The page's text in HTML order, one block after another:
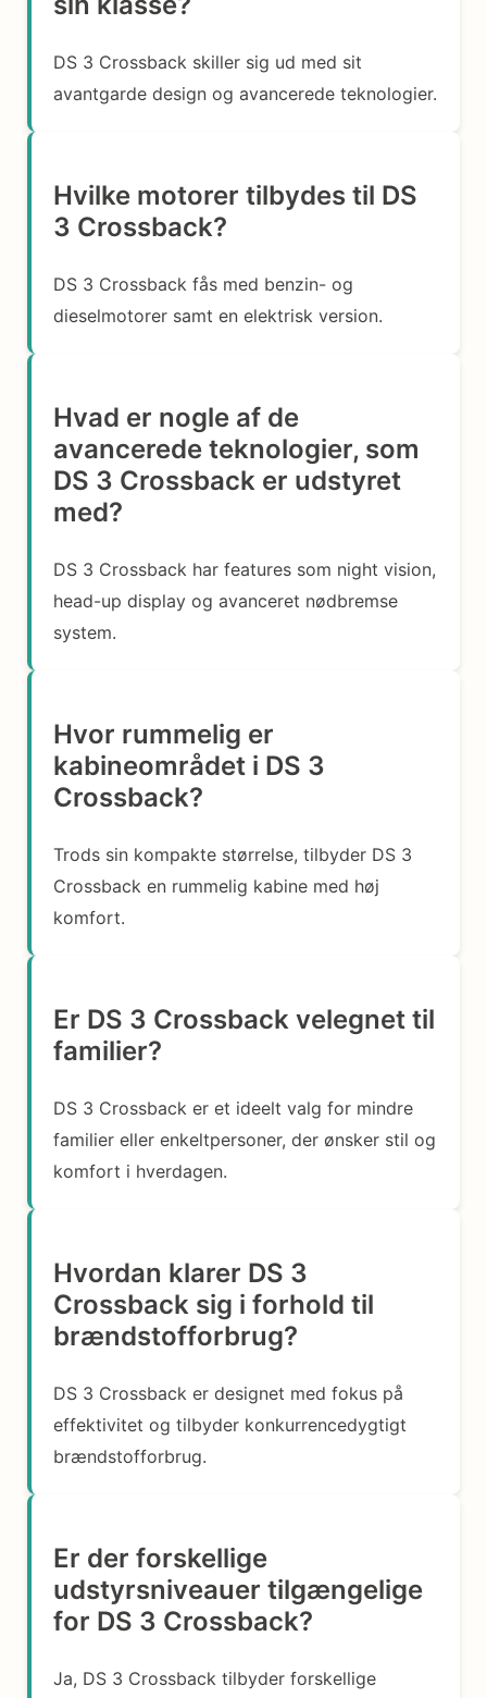
DS 3 Crossback skiller sig ud med sit
avantgarde design og avancerede teknologier.
Hvilke motorer tilbydes til DS
3 Crossback?
DS 3 Crossback fås med benzin- og
dieselmotorer samt en elektrisk version.
Hvad er nogle af de
avancerede teknologier, som
DS 3 Crossback er udstyret
med?
DS 3 Crossback har features som night vision,
head-up display og avanceret nødbremse
system.
Hvor rummelig er
kabineområdet i DS 3
Crossback?
Trods sin kompakte størrelse, tilbyder DS 3
Crossback en rummelig kabine med høj
komfort.
Er DS 3 Crossback velegnet til
familier?
DS 3 Crossback er et ideelt valg for mindre
familier eller enkeltpersoner, der ønsker stil og
komfort i hverdagen.
Hvordan klarer DS 3
Crossback sig i forhold til
brændstofforbrug?
DS 3 Crossback er designet med fokus på
effektivitet og tilbyder konkurrencedygtigt
brændstofforbrug.
Er der forskellige
udstyrsniveauer tilgængelige
for DS 3 Crossback?
Ja, DS 3 Crossback tilbyder forskellige